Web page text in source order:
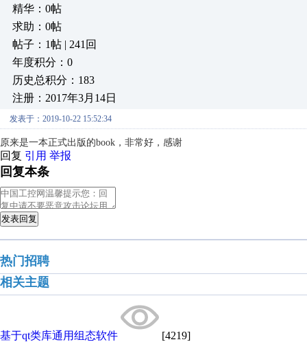
精华：0帖
求助：0帖
帖子：1帖 | 241回
年度积分：0
历史总积分：183
注册：2017年3月14日
发表于：2019-10-22 15:52:34
原来是一本正式出版的book，非常好，感谢
回复 引用 举报
回复本条
发表回复
热门招聘
相关主题
基于qt类库通用组态软件 [4219]